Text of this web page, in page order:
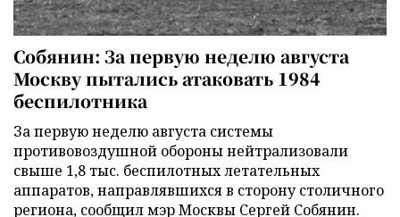
Собянин: За первую неделю августа
Москву пытались атаковать 1984
беспилотника
За первую неделю августа системы
противовоздушной обороны нейтрализовали
свыше 1,8 тыс. беспилотных летательных
аппаратов, направлявшихся в сторону столичного
региона, сообщил мэр Москвы Сергей Собянин.